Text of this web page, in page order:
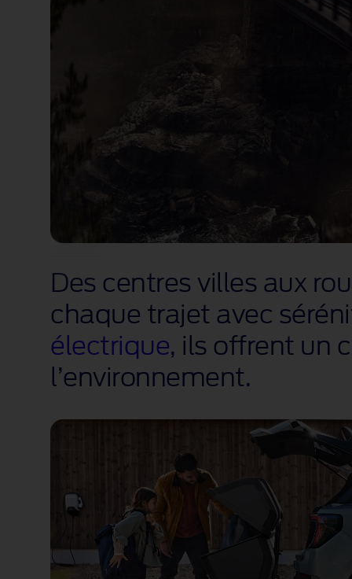
Des centres villes aux
chaque trajet avec
électrique, ils offrent un
l’environnement.